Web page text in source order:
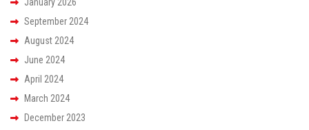
September 2024
August 2024
June 2024
April 2024
March 2024
December 2023